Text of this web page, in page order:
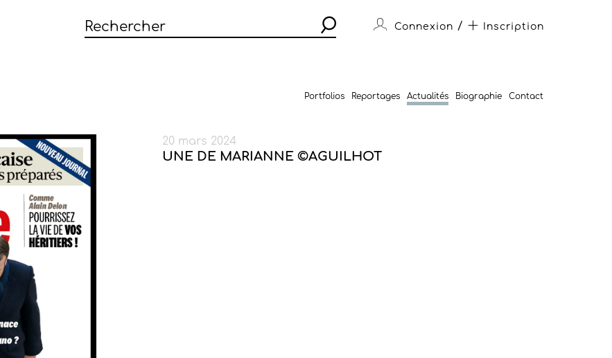
Connexion / Inscription
Portfolios Reportages Actualités Biographie Contact
20 mars 2024
UNE DE MARIANNE ©AGUILHOT